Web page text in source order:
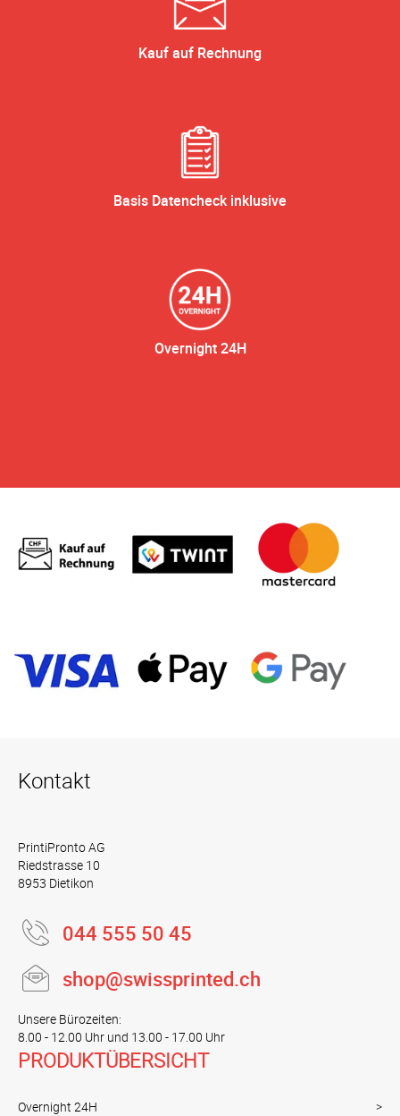
Kauf auf Rechnung
Basis Datencheck inklusive
Overnight 24H
Kontakt
PrintiPronto AG
Riedstrasse 10
8953 Dietikon
044 555 50 45
shop@swissprinted.ch
Unsere Bürozeiten:
8.00 - 12.00 Uhr und 13.00 - 17.00 Uhr
PRODUKTÜBERSICHT
Overnight 24H